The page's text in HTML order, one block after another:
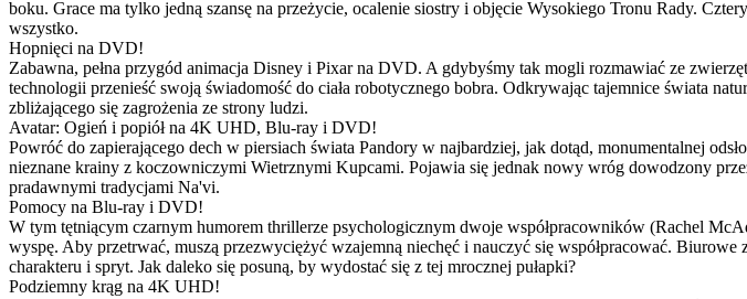
boku. Grace ma tylko jedną szansę na przeżycie, ocalenie siostry i objęcie Wysokiego Tronu Rady.
wszystko.
Hopnięci na DVD!
Zabawna, pełna przygód animacja Disney i Pixar na DVD. A gdybyśmy tak mogli rozmawiać ze
technologii przenieść swoją świadomość do ciała robotycznego bobra. Odkrywając tajemnice świata
zbliżającego się zagrożenia ze strony ludzi.
Avatar: Ogień i popiół na 4K UHD, Blu-ray i DVD!
Powróć do zapierającego dech w piersiach świata Pandory w najbardziej, jak dotąd, monumentalnej
nieznane krainy z koczowniczymi Wietrznymi Kupcami. Pojawia się jednak nowy wróg dowodzony
pradawnymi tradycjami Na'vi.
Pomocy na Blu-ray i DVD!
W tym tętniącym czarnym humorem thrillerze psychologicznym dwoje współpracowników (Rachel
wyspę. Aby przetrwać, muszą przezwyciężyć wzajemną niechęć i nauczyć się współpracować.
charakteru i spryt. Jak daleko się posuną, by wydostać się z tej mrocznej pułapki?
Podziemny krąg na 4K UHD!